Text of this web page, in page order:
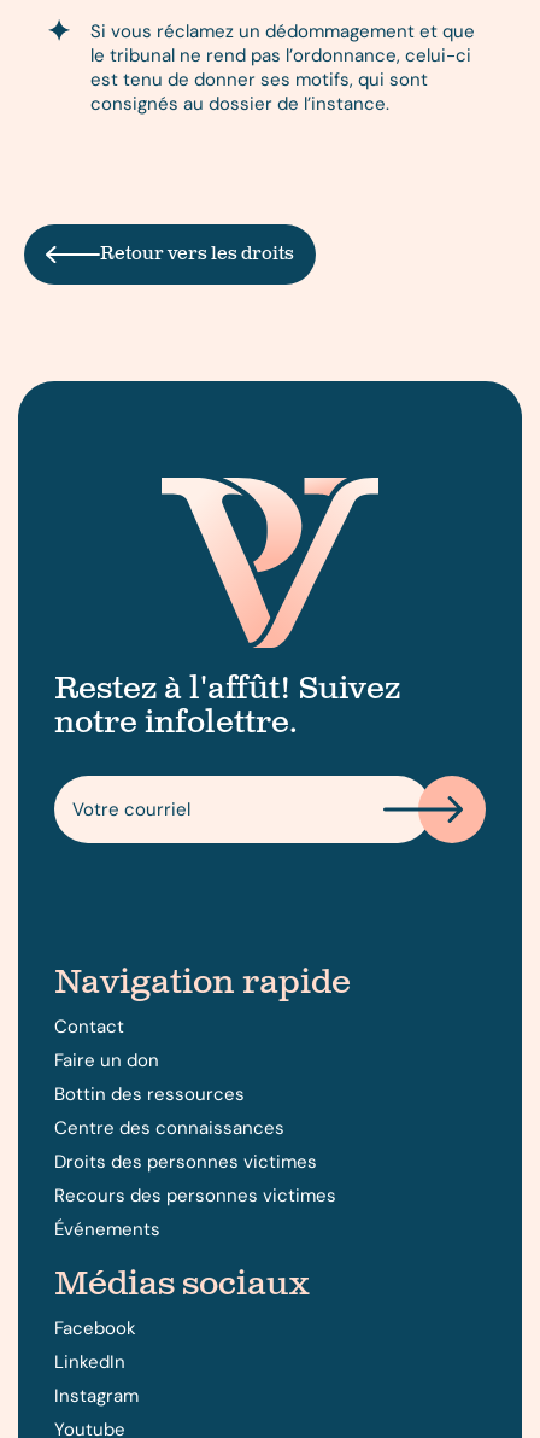
Si vous réclamez un dédommagement et que
le tribunal ne rend pas l’ordonnance, celui-ci
est tenu de donner ses motifs, qui sont
consignés au dossier de l’instance.
Retour vers les droits
Restez à l'affût! Suivez
notre infolettre.
Navigation rapide
Contact
Faire un don
Bottin des ressources
Centre des connaissances
Droits des personnes victimes
Recours des personnes victimes
Événements
Médias sociaux
Facebook
LinkedIn
Instagram
Youtube